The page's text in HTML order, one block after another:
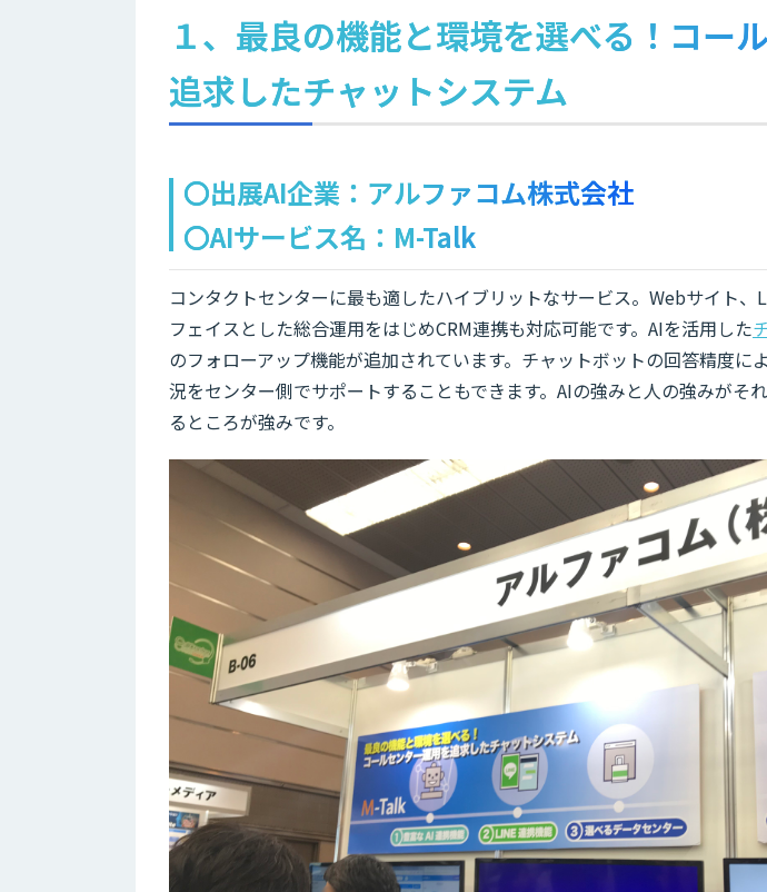
１、最良の機能と環境を選べる！コー
追求したチャットシステム
〇出展AI企業：アルファコム株式会社
〇AIサービス名：M-Talk
コンタクトセンターに最も適したハイブリットなサービス。Webサイト、
フェイスとした総合運用をはじめCRM連携も対応可能です。AIを活用した
のフォローアップ機能が追加されています。チャットボットの回答精度に
況をセンター側でサポートすることもできます。AIの強みと人の強みがそ
るところが強みです。